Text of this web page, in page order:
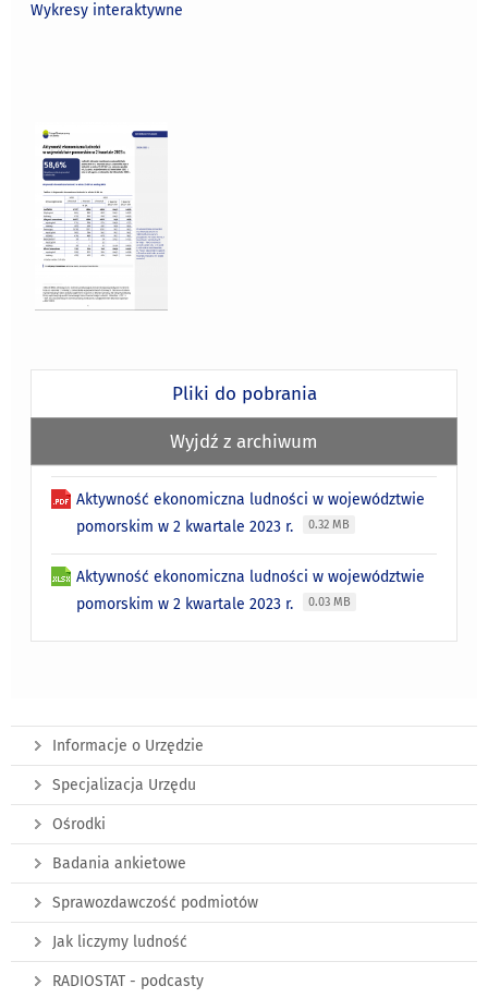
Wykresy interaktywne
Pliki do pobrania
Wyjdź z archiwum
Aktywność ekonomiczna ludności w województwie
pomorskim w 2 kwartale 2023 r.
0.32 MB
Aktywność ekonomiczna ludności w województwie
pomorskim w 2 kwartale 2023 r.
0.03 MB
Informacje o Urzędzie
Specjalizacja Urzędu
Ośrodki
Badania ankietowe
Sprawozdawczość podmiotów
Jak liczymy ludność
RADIOSTAT - podcasty